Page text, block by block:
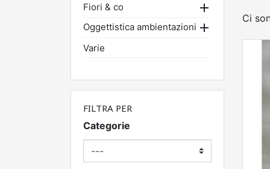
Fiori & co 
Oggettistica ambientazioni 
Varie
FILTRA PER
Categorie
Ci